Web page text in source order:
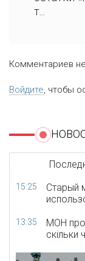
т...
Комментариев
Войдите, чтобы
15:25
Старый
13:35
МОН
скільки